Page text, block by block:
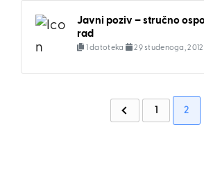
Javni poziv – stručno
rad
1 datoteka 29 studenoga, 2012
2